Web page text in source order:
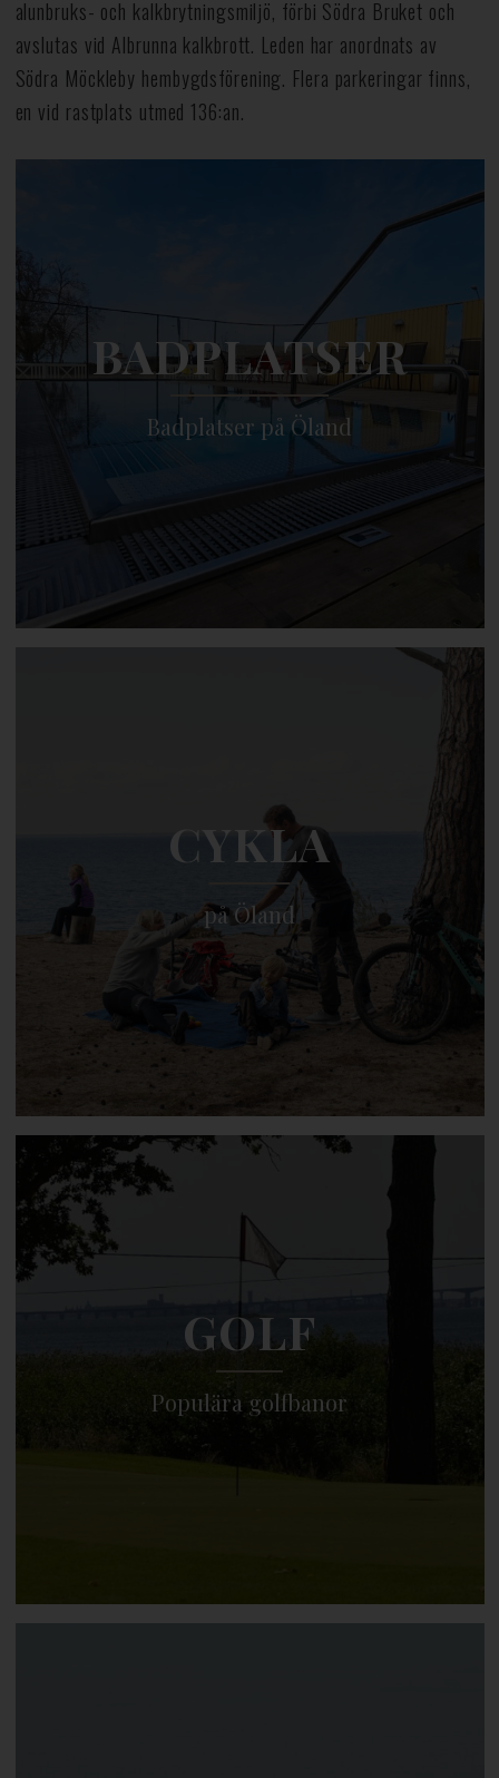
alunbruks- och kalkbrytningsmiljö, förbi Södra Bruket och
avslutas vid Albrunna kalkbrott. Leden har anordnats av
Södra Möckleby hembygdsförening. Flera parkeringar finns,
en vid rastplats utmed 136:an.
BADPLATSER
Badplatser på Öland
CYKLA
på Öland
GOLF
Populära golfbanor